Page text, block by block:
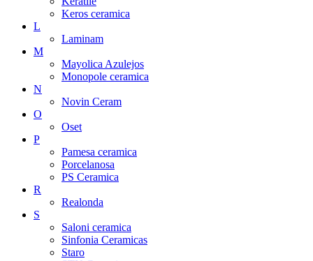
Keros ceramica
L
Laminam
M
Mayolica Azulejos
Monopole ceramica
N
Novin Ceram
O
Oset
P
Pamesa ceramica
Porcelanosa
PS Ceramica
R
Realonda
S
Saloni ceramica
Sinfonia Ceramicas
Staro